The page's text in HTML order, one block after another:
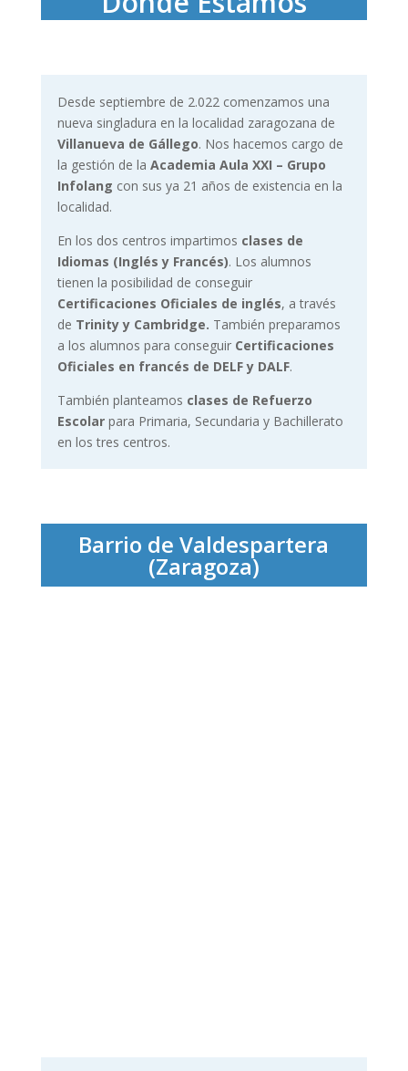
Desde septiembre de 2.022 comenzamos una
nueva singladura en la localidad zaragozana de
Villanueva de Gállego. Nos hacemos cargo de
la gestión de la Academia Aula XXI – Grupo
Infolang con sus ya 21 años de existencia en la
localidad.
En los dos centros impartimos clases de
Idiomas (Inglés y Francés). Los alumnos
tienen la posibilidad de conseguir
Certificaciones Oficiales de inglés, a través
de Trinity y Cambridge. También preparamos
a los alumnos para conseguirCertificaciones
Oficiales en francés de DELF y DALF.
También planteamos clases de Refuerzo
Escolarpara Primaria, Secundaria y Bachillerato
en los tres centros.
Barrio de Valdespartera
(Zaragoza)